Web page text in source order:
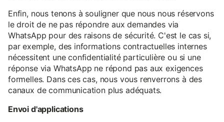
Enfin, nous tenons à souligner que nous nous réservons
le droit de ne pas répondre aux demandes via
WhatsApp pour des raisons de sécurité. C'est le cas si,
par exemple, des informations contractuelles internes
nécessitent une confidentialité particulière ou si une
réponse via WhatsApp ne répond pas aux exigences
formelles. Dans ces cas, nous vous renverrons à des
canaux de communication plus adéquats.
Envoi d'applications